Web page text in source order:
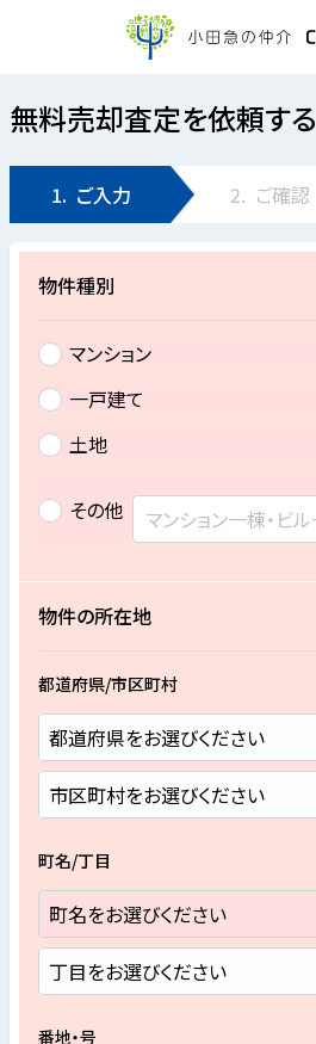
無料売却査定を依頼する
1. ご入力 2. ご確認
物件種別
マンション
一戸建て
土地
その他
物件の所在地
都道府県/市区町村
町名/丁目
番地・号